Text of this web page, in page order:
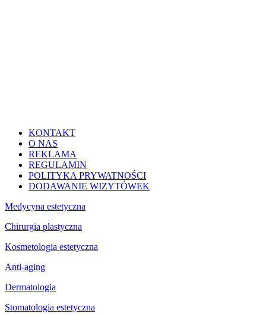
KONTAKT
O NAS
REKLAMA
REGULAMIN
POLITYKA PRYWATNOŚCI
DODAWANIE WIZYTÓWEK
Medycyna estetyczna
Chirurgia plastyczna
Kosmetologia estetyczna
Anti-aging
Dermatologia
Stomatologia estetyczna